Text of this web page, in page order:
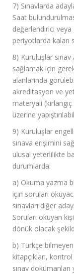
7) Sınavlarda
Saat
değerlendirici
periyotlarda kalan
8) Kuruluşlar sınav
sağlamak için
alanlarında
akreditasyon ve
materyali
üzerine
9) Kuruluşlar
sınava erişimini
ulusal yeterlilikte
durumlarda:
a) Okuma yazma
için soruları
sınavları diğer
Soruları okuyan
dönük olacak
b) Türkçe
kitapçıkları,
sınav